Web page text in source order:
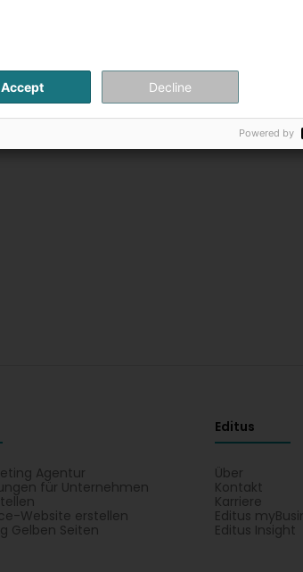
Agentur
für Unternehmen
Website erstellen
Gelben Seiten
Editus
Über
Kontakt
Karriere
Editus
Editus Insight
Accept Decline
Powered by